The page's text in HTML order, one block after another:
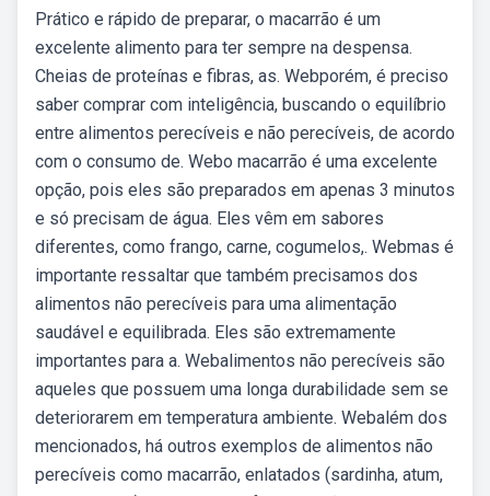
Prático e rápido de preparar, o macarrão é um
excelente alimento para ter sempre na despensa.
Cheias de proteínas e fibras, as. Webporém, é preciso
saber comprar com inteligência, buscando o equilíbrio
entre alimentos perecíveis e não perecíveis, de acordo
com o consumo de. Webo macarrão é uma excelente
opção, pois eles são preparados em apenas 3 minutos
e só precisam de água. Eles vêm em sabores
diferentes, como frango, carne, cogumelos,. Webmas é
importante ressaltar que também precisamos dos
alimentos não perecíveis para uma alimentação
saudável e equilibrada. Eles são extremamente
importantes para a. Webalimentos não perecíveis são
aqueles que possuem uma longa durabilidade sem se
deteriorarem em temperatura ambiente. Webalém dos
mencionados, há outros exemplos de alimentos não
perecíveis como macarrão, enlatados (sardinha, atum,